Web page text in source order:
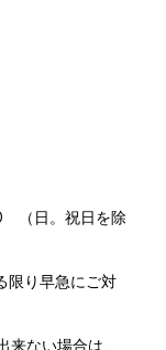
（日。祝日を除
限り早急にご対
ない場合は、